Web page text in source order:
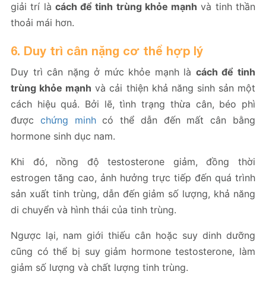
giải trí là cách để tinh trùng khỏe mạnh và tinh thần
thoải mái hơn.
6. Duy trì cân nặng cơ thể hợp lý
Duy trì cân nặng ở mức khỏe mạnh là cách để tinh
trùng khỏe mạnh và cải thiện khả năng sinh sản một
cách hiệu quả. Bởi lẽ, tình trạng thừa cân, béo phì
được chứng minhcó thể dẫn đến mất cân bằng
hormone sinh dục nam.
Khi đó, nồng độ testosterone giảm, đồng thời
estrogen tăng cao, ảnh hưởng trực tiếp đến quá trình
sản xuất tinh trùng, dẫn đến giảm số lượng, khả năng
di chuyển và hình thái của tinh trùng.
Ngược lại, nam giới thiếu cân hoặc suy dinh dưỡng
cũng có thể bị suy giảm hormone testosterone, làm
giảm số lượng và chất lượng tinh trùng.